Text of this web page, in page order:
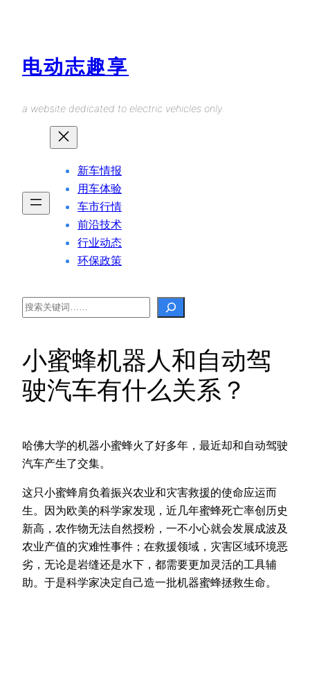
电动志趣享
a website dedicated to electric vehicles only.
新车情报
用车体验
车市行情
前沿技术
行业动态
环保政策
Search
小蜜蜂机器人和自动驾
驶汽车有什么关系？
哈佛大学的机器小蜜蜂火了好多年，最近却和自动驾驶
汽车产生了交集。
这只小蜜蜂肩负着振兴农业和灾害救援的使命应运而
生。因为欧美的科学家发现，近几年蜜蜂死亡率创历史
新高，农作物无法自然授粉，一不小心就会发展成波及
农业产值的灾难性事件；在救援领域，灾害区域环境恶
劣，无论是岩缝还是水下，都需要更加灵活的工具辅
助。于是科学家决定自己造一批机器蜜蜂拯救生命。